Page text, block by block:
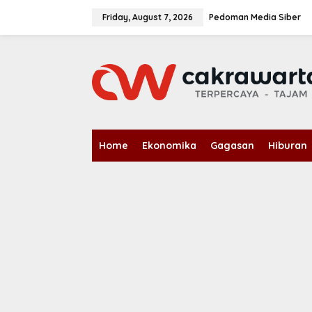
Friday, August 7, 2026 Pedoman Media Siber
Home Ekonomika Gagasan Hiburan